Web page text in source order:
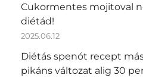
Cukormentes mojitoval
diétád!
2025.06.12
Diétás spenót recept
pikáns változat alig 30